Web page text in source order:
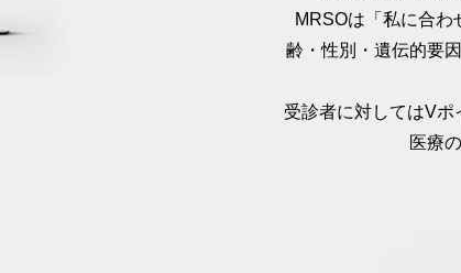
MRSOは「私に合
齢・性別・遺伝的要
受診者に対してはV
医療